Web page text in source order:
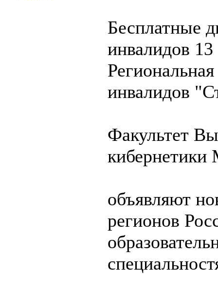
Бесплатные
инвалидов 13
инвалидов
Факультет
объявляют
регионов